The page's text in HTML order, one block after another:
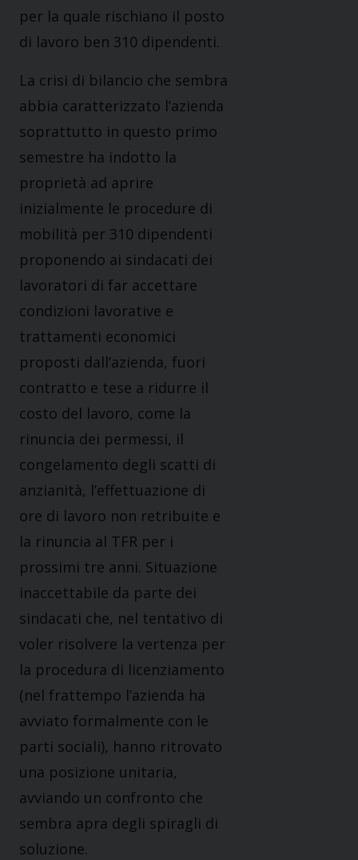
per la quale rischiano il posto
di lavoro ben 310 dipendenti.
La crisi di bilancio che sembra
abbia caratterizzato l’azienda
soprattutto in questo primo
semestre ha indotto la
proprietà ad aprire
inizialmente le procedure di
mobilità per 310 dipendenti
proponendo ai sindacati dei
lavoratori di far accettare
condizioni lavorative e
trattamenti economici
proposti dall’azienda, fuori
contratto e tese a ridurre il
costo del lavoro, come la
rinuncia dei permessi, il
congelamento degli scatti di
anzianità, l’effettuazione di
ore di lavoro non retribuite e
la rinuncia al TFR per i
prossimi tre anni. Situazione
inaccettabile da parte dei
sindacati che, nel tentativo di
voler risolvere la vertenza per
la procedura di licenziamento
(nel frattempo l’azienda ha
avviato formalmente con le
parti sociali), hanno ritrovato
una posizione unitaria,
avviando un confronto che
sembra apra degli spiragli di
soluzione.